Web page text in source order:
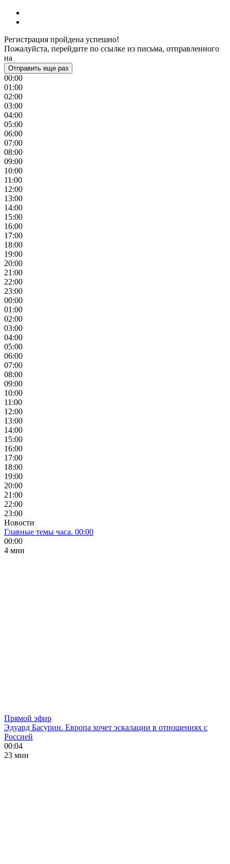
Регистрация пройдена успешно!
Пожалуйста, перейдите по ссылке из письма, отправленного
на
Отправить еще раз
00:00
01:00
02:00
03:00
04:00
05:00
06:00
07:00
08:00
09:00
10:00
11:00
12:00
13:00
14:00
15:00
16:00
17:00
18:00
19:00
20:00
21:00
22:00
23:00
00:00
01:00
02:00
03:00
04:00
05:00
06:00
07:00
08:00
09:00
10:00
11:00
12:00
13:00
14:00
15:00
16:00
17:00
18:00
19:00
20:00
21:00
22:00
23:00
Новости
Главные темы часа. 00:00
00:00
4 мин
Прямой эфир
Эдуард Басурин. Европа хочет эскалации в отношениях с
Россией
00:04
23 мин